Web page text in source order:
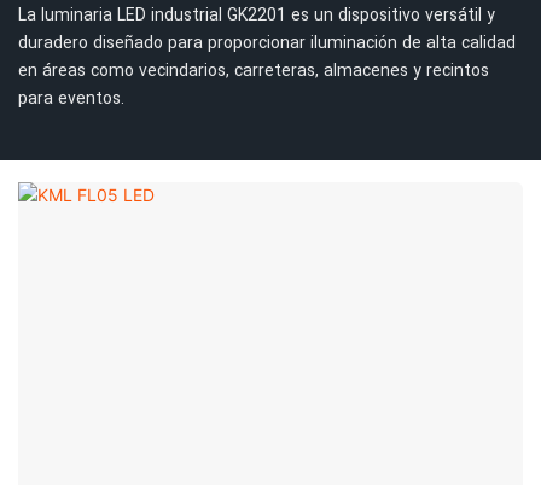
La luminaria LED industrial GK2201 es un dispositivo versátil y
duradero diseñado para proporcionar iluminación de alta calidad
en áreas como vecindarios, carreteras, almacenes y recintos
para eventos.